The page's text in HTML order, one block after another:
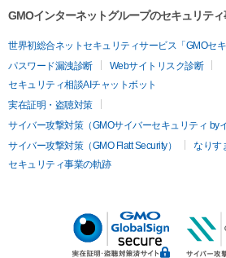
GMOインターネットグループのセキュリテ
世界初総合ネットセキュリティサービス「GMOセキ
パスワード漏洩診断
Webサイトリスク診断
セキュリティ相談AIチャットボット
実在証明・盗聴対策
サイバー攻撃対策（GMOサイバーセキュリティ by
サイバー攻撃対策（GMO Flatt Security）
なりす
セキュリティ事業の軌跡